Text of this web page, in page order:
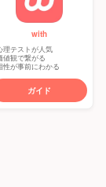
with
理テストが人気
値観で繋がる
性が事前にわかる
ガイド